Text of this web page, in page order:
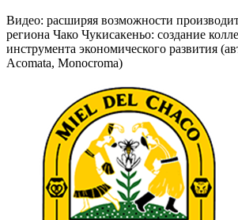
Видео: расширяя возможности
региона Чако Чукисакеньо: создание
инструмента экономического развития
Acomata, Monocroma)